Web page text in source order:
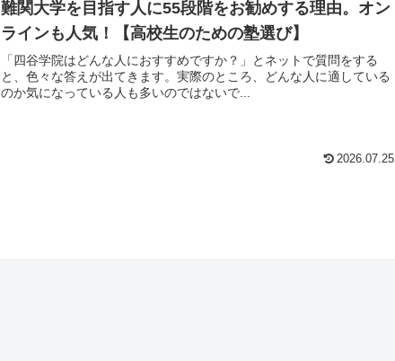
難関大学を目指す人に55段階をお勧めする理由。オン
ラインも人気！【高校生のための塾選び】
「四谷学院はどんな人におすすめですか？」とネットで質問をする
と、色々な答えが出てきます。実際のところ、どんな人に適している
のか気になっている人も多いのではないで...
2026.07.25